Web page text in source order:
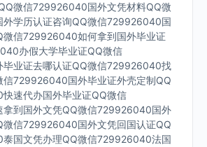
微信729926040国外文凭材料QQ微
学历认证咨询QQ微信729926040国
微信729926040如何拿到国外毕业证
办假大学毕业证QQ微信
业证去哪认证QQ微信729926040找
信729926040国外毕业证外壳定制QQ
速代办国外毕业证QQ微信
到国外文凭QQ微信729926040国外
微信729926040国外文凭回国认证QQ
国文凭办理QQ微信729926040法国